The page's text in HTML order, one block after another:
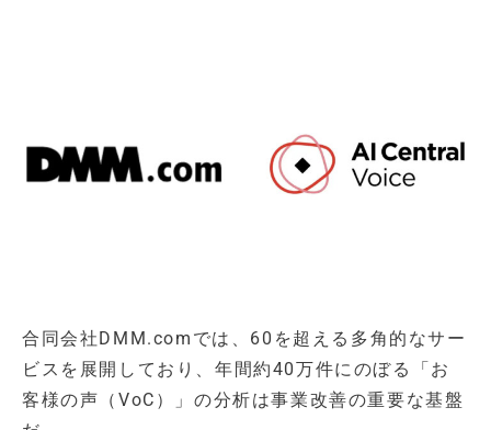
合同会社DMM.comでは、60を超える多角的なサー
ビスを展開しており、年間約40万件にのぼる「お
客様の声（VoC）」の分析は事業改善の重要な基盤